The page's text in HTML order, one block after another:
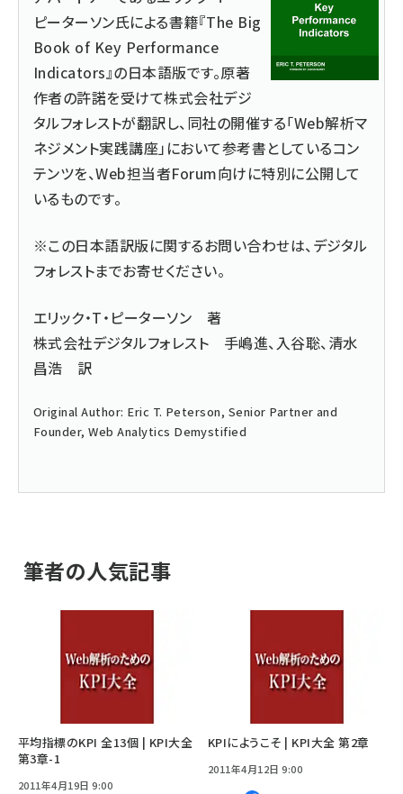
ピーターソン氏による書籍『The Big
Book of Key Performance
Indicators』の日本語版です。原著
作者の許諾を受けて株式会社デジ
タルフォレストが翻訳し、同社の開催する「Web解析マ
ネジメント実践講座」において参考書としているコン
テンツを、Web担当者Forum向けに特別に公開して
いるものです。
※この日本語訳版に関するお問い合わせは、 デジタル
フォレストまでお寄せください。
エリック・T・ピーターソン 著
株式会社デジタルフォレスト 手嶋進、入谷聡、清水
昌浩 訳
Original Author: Eric T. Peterson, Senior Partner and
Founder,Web Analytics Demystified
筆者の人気記事
平均指標のKPI 全13個 | KPI大全
第3章-1
2011年4月19日 9:00
KPIにようこそ | KPI大全 第2章
2011年4月12日 9:00